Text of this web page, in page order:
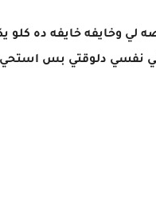
لي وخايفه خايفه ده كلو
نفسي دلوقتي بس استحي